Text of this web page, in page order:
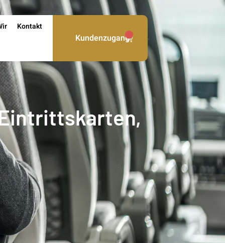
Kontakt
Kundenzugang
Eintrittskarten,